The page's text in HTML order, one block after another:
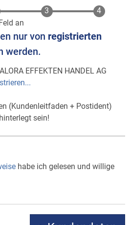
an
nur von registrierten
werden.
EFFEKTEN HANDEL AG
(Kundenleitfaden + Postident)
sein!
habe ich gelesen und willige